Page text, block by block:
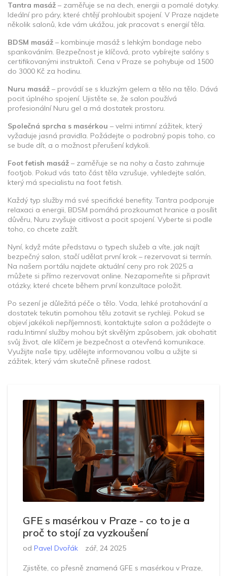
Tantra masáž – zaměřuje se na dech, energii a pomalé dotyky.
Ideální pro páry, které chtějí prohloubit spojení. V Praze najdete
několik salonů, kde vám ukážou, jak pracovat s energií těla.
BDSM masáž – kombinuje masáž s lehkým bondage nebo
spankováním. Bezpečnost je klíčová, proto vybírejte salóny s
certifikovanými instruktoři. Cena v Praze se pohybuje od 1500
do 3000 Kč za hodinu.
Nuru masáž – provádí se s kluzkým gelem a tělo na tělo. Dává
pocit úplného spojení. Ujistěte se, že salon používá
profesionální Nuru gel a má dostatek prostoru.
Společná sprcha s masérkou – velmi intimní zážitek, který
vyžaduje jasná pravidla. Požádejte o podrobný popis toho, co
se bude dít, a o možnost přerušení kdykoli.
Foot fetish masáž – zaměřuje se na nohy a často zahrnuje
footjob. Pokud vás tato část těla vzrušuje, vyhledejte salón,
který má specialistu na foot fetish.
Každý typ služby má své specifické benefity. Tantra podporuje
relaxaci a energii, BDSM pomáhá prozkoumat hranice a posílit
důvěru, Nuru zvyšuje citlivost a pocit spojení. Vyberte si podle
toho, co chcete zažít.
Nyní, když máte představu o typech služeb a víte, jak najít
bezpečný salon, stačí udělat první krok – rezervovat si termín.
Na našem portálu najdete aktuální ceny pro rok 2025 a
můžete si přímo rezervovat online. Nezapomeňte si připravit
otázky, které chcete během první konzultace položit.
Po sezení je důležitá péče o tělo. Voda, lehké protahování a
dostatek tekutin pomohou tělu zotavit se rychleji. Pokud se
objeví jakékoli nepříjemnosti, kontaktujte salon a požádejte o
radu.Intimní služby mohou být skvělým způsobem, jak obohatit
svůj život, ale klíčem je bezpečnost a otevřená komunikace.
Využijte naše tipy, udělejte informovanou volbu a užijte si
zážitek, který vám skutečně přinese radost.
GFE s masérkou v Praze - co to je a
proč to stojí za vyzkoušení
od Pavel Dvořák zář, 24 2025
Zjistěte, co přesně znamená GFE s masérkou v Praze,